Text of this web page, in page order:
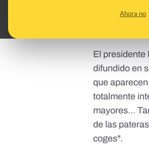
Ahora no
Como si
El
difundido en
que
totalmente
mayores...
de las
coges".